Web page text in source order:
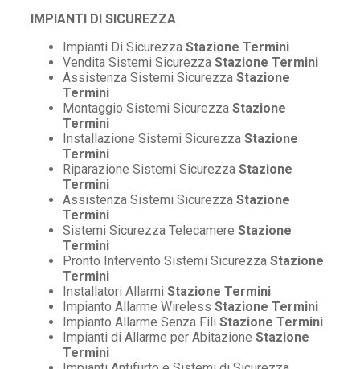
IMPIANTI DI SICUREZZA
Impianti Di Sicurezza Stazione Termini
Vendita Sistemi Sicurezza Stazione Termini
Assistenza Sistemi Sicurezza Stazione
Termini
Montaggio Sistemi Sicurezza Stazione
Termini
Installazione Sistemi Sicurezza Stazione
Termini
Riparazione Sistemi Sicurezza Stazione
Termini
Assistenza Sistemi Sicurezza Stazione
Termini
Sistemi Sicurezza Telecamere Stazione
Termini
Pronto Intervento Sistemi Sicurezza Stazione
Termini
Installatori Allarmi Stazione Termini
Impianto Allarme Wireless Stazione Termini
Impianto Allarme Senza Fili Stazione Termini
Impianti di Allarme per Abitazione Stazione
Termini